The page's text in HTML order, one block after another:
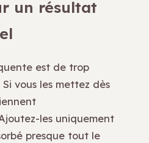
un résultat
est de trop
vous les mettez dès
les uniquement
presque tout le